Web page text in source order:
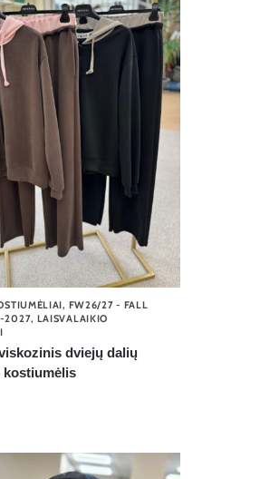
, FW26/27 - FALL
2027, LAISVALAIKIO
dviejų dalių
kostiumėlis